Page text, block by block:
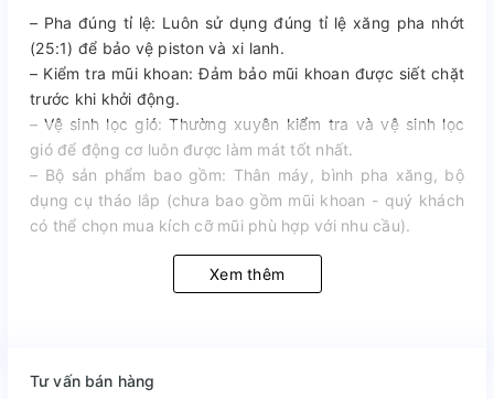
– Pha đúng tỉ lệ: Luôn sử dụng đúng tỉ lệ xăng pha nhớt
(25:1) để bảo vệ piston và xi lanh.
– Kiểm tra mũi khoan: Đảm bảo mũi khoan được siết chặt
trước khi khởi động.
– Vệ sinh lọc gió: Thường xuyên kiểm tra và vệ sinh lọc
gió để động cơ luôn được làm mát tốt nhất.
– Bộ sản phẩm bao gồm: Thân máy, bình pha xăng, bộ
dụng cụ tháo lắp (chưa bao gồm mũi khoan - quý khách
có thể chọn mua kích cỡ mũi phù hợp với nhu cầu).
Xem thêm
Tư vấn bán hàng